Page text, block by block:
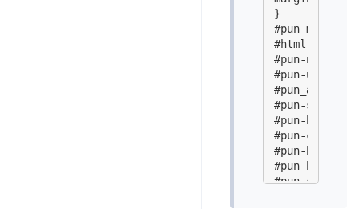
}
#pun-main >
#html-header,
#pun-
#pun-ulinks,
#pun-status,
#pun-break1,
#pun-crumbs1,
#pun-break2,
#pun-break3,
#pun-crumbs2,